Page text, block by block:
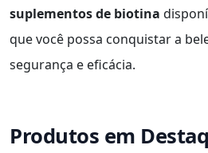
suplementos de biotina
que você possa conquistar a
segurança e eficácia.
Produtos em